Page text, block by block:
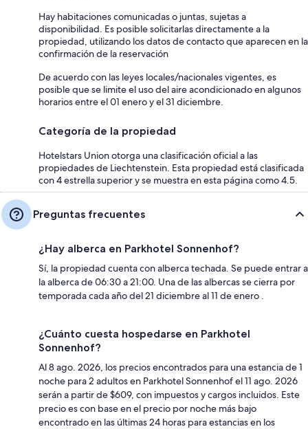
Hay habitaciones comunicadas o juntas, sujetas a
disponibilidad. Es posible solicitarlas directamente a la
propiedad, utilizando los datos de contacto que aparecen en la
confirmación de la reservación
De acuerdo con las leyes locales/nacionales vigentes, es
posible que se limite el uso del aire acondicionado en algunos
horarios entre el 01 enero y el 31 diciembre.
Categoría de la propiedad
Hotelstars Union otorga una clasificación oficial a las
propiedades de Liechtenstein. Esta propiedad está clasificada
con 4 estrella superior y se muestra en esta página como 4.5.
Preguntas frecuentes
¿Hay alberca en Parkhotel Sonnenhof?
Sí, la propiedad cuenta con alberca techada. Se puede entrar a
la alberca de 06:30 a 21:00. Una de las albercas se cierra por
temporada cada año del 21 diciembre al 11 de enero .
¿Cuánto cuesta hospedarse en Parkhotel
Sonnenhof?
Al 8 ago. 2026, los precios encontrados para una estancia de 1
noche para 2 adultos en Parkhotel Sonnenhof el 11 ago. 2026
serán a partir de $609, con impuestos y cargos incluidos. Este
precio es con base en el precio por noche más bajo
encontrado en las últimas 24 horas para estancias en los